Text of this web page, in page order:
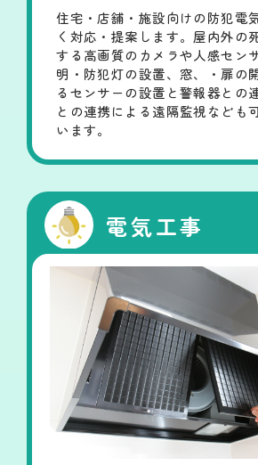
住宅・店舗・施設向けの防犯電
く対応・提案します。屋内外の
する高画質のカメラや人感セン
明・防犯灯の設置、窓、・扉の
るセンサーの設置と警報器との
との連携による遠隔監視なども
います。
電気工事